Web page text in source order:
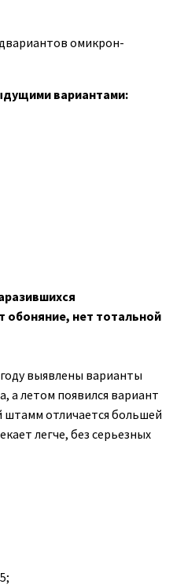
омикрон-
вариантами:
обоняние, нет тотальной
выявлены варианты
а летом появился вариант
отличается большей
легче, без серьезных